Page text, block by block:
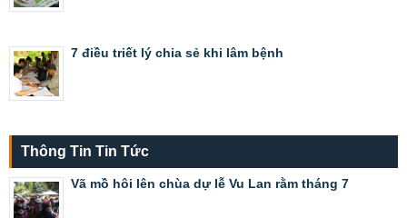
7 điều triết lý chia sẻ khi lâm bệnh
Thông Tin Tin Tức
Vã mồ hôi lên chùa dự lễ Vu Lan rằm tháng 7